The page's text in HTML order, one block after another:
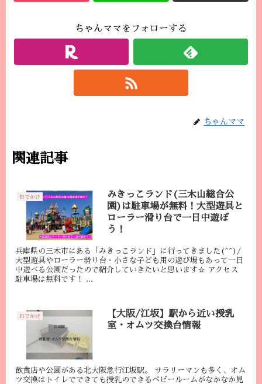
ちゃんママをフォローする
ちゃんママ
関連記事
おでかけ
みきっこランド(三木山総合公
園)は駐車場が無料！大型遊具と
ローラー滑り台で一日中遊ぼ
う！
兵庫県の三木市にある「みきっこランド」に行ってきました(^^)/
大型遊具やローラー滑り台・小さな子ども用の遊び場もあって一日
中遊べる公園だったので紹介していきたいと思います☆ アクセス
駐車場は無料です！ ...
おでかけ
【大阪/江坂】駅から近い授乳
室・オムツ交換台情報
飲食店や公園がある北大阪急行江坂駅。 サラリーマンも多く、オム
ツ交換はトイレでできても授乳のできるベビールームがなかなか見